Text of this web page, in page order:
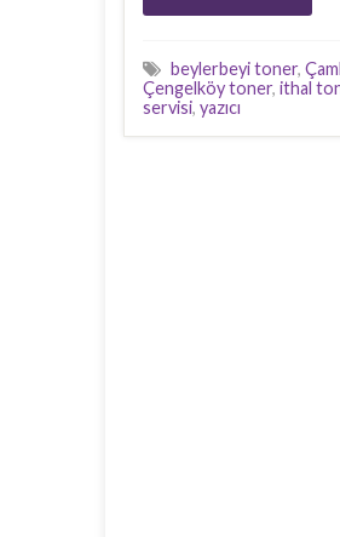
beylerbeyi toner,
Çengelköy toner, ithal
servisi, yazıcı